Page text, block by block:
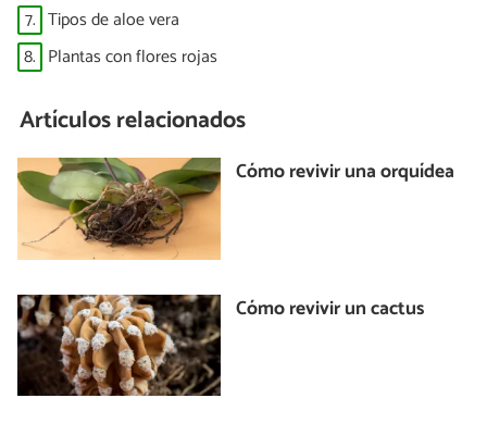
7. Tipos de aloe vera
8. Plantas con flores rojas
Artículos relacionados
Cómo revivir una orquídea
Cómo revivir un cactus